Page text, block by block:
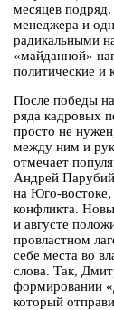
месяцев
менеджера и
радикальными
«майданной»
политические и
После победы
ряда кадровых
просто не
между ним и
отмечает
Андрей Парубий
на Юго-востоке,
конфликта.
и августе
провластном
себе места во
слова. Так,
формировании
который